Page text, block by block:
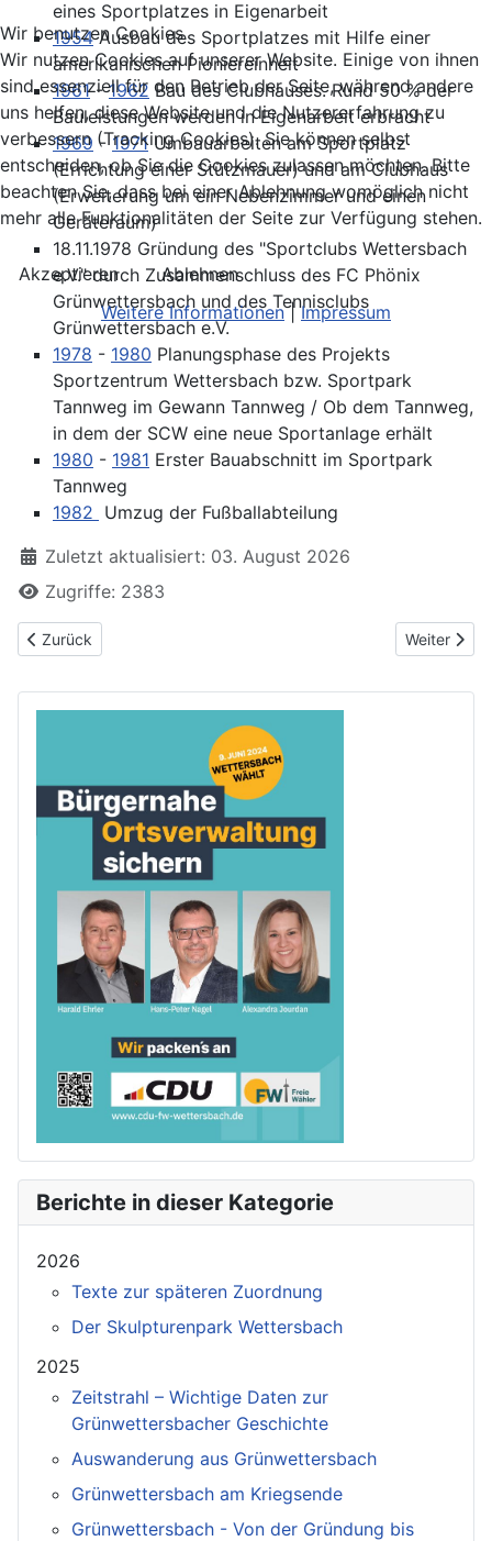
eines Sportplatzes in Eigenarbeit
1954Ausbau des Sportplatzes mit Hilfe einer
amerikanischen Pioniereinheit
1961-1962 Bau des Clubhauses. Rund 50 % der
Bauleistungen werden in Eigenarbeit erbracht
1969 -1971Umbauarbeiten am Sportplatz
(Errichtung einer Stützmauer) und am Clubhaus
(Erweiterung um ein Nebenzimmer und einen
Geräteraum)
18.11.1978 Gründung des "Sportclubs Wettersbach
e.V." durch Zusammenschluss des FC Phönix
Grünwettersbach und des Tennisclubs
Grünwettersbach e.V.
1978 - 1980 Planungsphase des Projekts
Sportzentrum Wettersbach bzw. Sportpark
Tannweg im Gewann Tannweg / Ob dem Tannweg,
in dem der SCW eine neue Sportanlage erhält
1980 - 1981 Erster Bauabschnitt im Sportpark
Tannweg
1982 Umzug der Fußballabteilung
Zuletzt aktualisiert: 03. August 2026
Zugriffe: 2383
Vorheriger Beitrag: Frühere Lebensmittelläden in
Zurück Nächster
Weiter
Berichte in dieser Kategorie
2026
Texte zur späteren Zuordnung
Der Skulpturenpark Wettersbach
2025
Zeitstrahl – Wichtige Daten zur
Grünwettersbacher Geschichte
Auswanderung aus Grünwettersbach
Grünwettersbach am Kriegsende
Grünwettersbach - Von der Gründung bis
Wir benutzen Cookies
Wir nutzen Cookies auf unserer Website. Einige von ihnen
sind essenziell für den Betrieb der Seite, während andere
uns helfen, diese Website und die Nutzererfahrung zu
verbessern (Tracking Cookies). Sie können selbst
entscheiden, ob Sie die Cookies zulassen möchten. Bitte
beachten Sie, dass bei einer Ablehnung womöglich nicht
mehr alle Funktionalitäten der Seite zur Verfügung stehen.
Akzeptieren
Ablehnen
Weitere Informationen|Impressum